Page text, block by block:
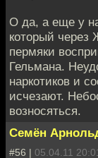
О да, а еще у
который через
пермяки
Гельмана.
наркотиков и
исчезают.
возносяться.
Семён
#56 | 05.04.11